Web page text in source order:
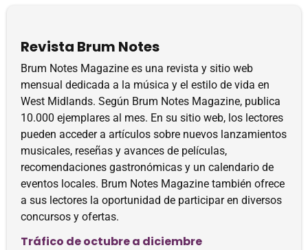
Revista Brum Notes
Brum Notes Magazine es una revista y sitio web
mensual dedicada a la música y el estilo de vida en
West Midlands. Según Brum Notes Magazine, publica
10.000 ejemplares al mes. En su sitio web, los lectores
pueden acceder a artículos sobre nuevos lanzamientos
musicales, reseñas y avances de películas,
recomendaciones gastronómicas y un calendario de
eventos locales. Brum Notes Magazine también ofrece
a sus lectores la oportunidad de participar en diversos
concursos y ofertas.
Tráfico de octubre a diciembre